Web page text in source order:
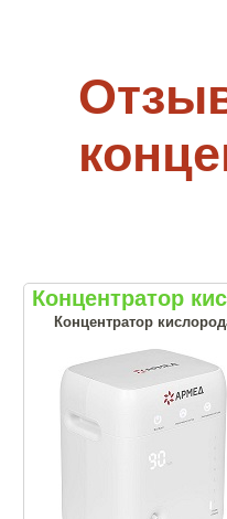
Концентратор
Концентратор